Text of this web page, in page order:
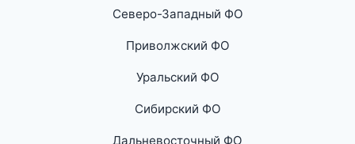
Северо-Западный ФО
Приволжский ФО
Уральский ФО
Сибирский ФО
Дальневосточный ФО